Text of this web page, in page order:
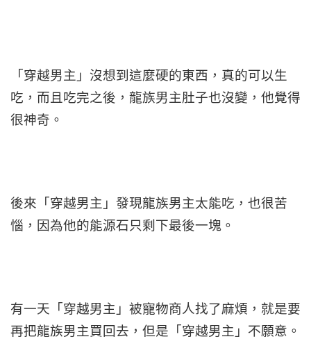
「穿越男主」沒想到這麼硬的東西，真的可以生
吃，而且吃完之後，龍族男主肚子也沒變，他覺得
很神奇。
後來「穿越男主」發現龍族男主太能吃，也很苦
惱，因為他的能源石只剩下最後一塊。
有一天「穿越男主」被寵物商人找了麻煩，就是要
再把龍族男主買回去，但是「穿越男主」不願意。